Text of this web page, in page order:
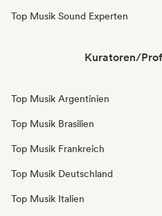
Top Musik Sound Experten
Kuratoren/
Top Musik Argentinien
Top Musik Brasilien
Top Musik Frankreich
Top Musik Deutschland
Top Musik Italien